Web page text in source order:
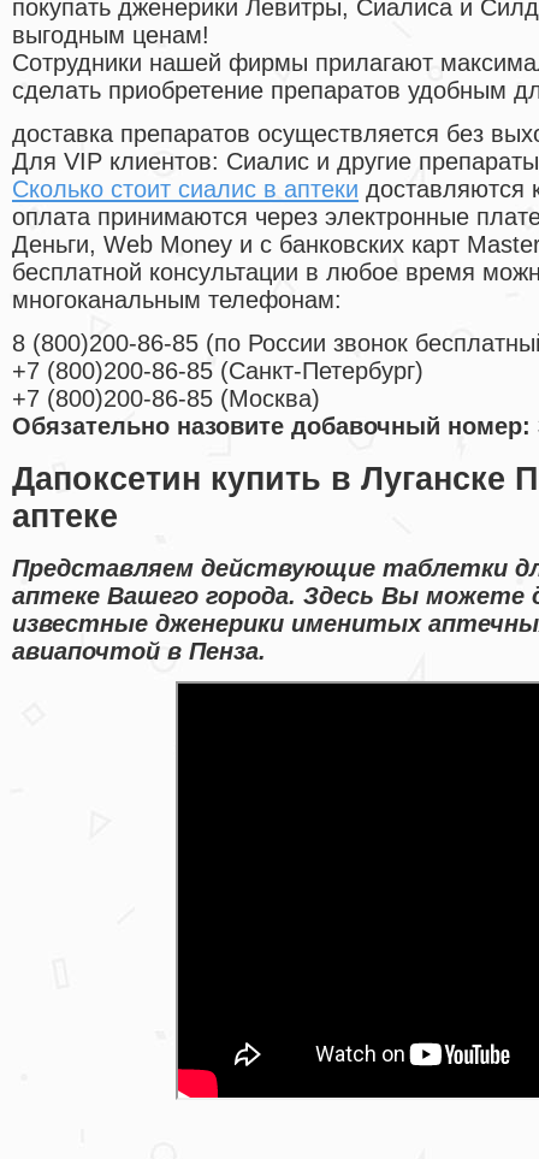
покупать дженерики Левитры, Сиалиса и
выгодным ценам!
Cотрудники нашей фирмы прилагают
сделать приобретение препаратов удобным
доставка препаратов осуществляется без
Для VIP клиентов: Сиалис и другие
Сколько стоит сиалис в аптеки доставляются
оплата принимаются через электронные
Деньги, Web Money и с банковских карт
бесплатной консультации в любое время
многоканальным телефонам:
8 (800)200-86-85 (по России звонок
+7 (800)200-86-85 (Санкт-Петербург)
+7 (800)200-86-85 (Москва)
Обязательно назовите добавочный номер:
Дапоксетин купить в Луганске
аптеке
Представляем действующие таблетки
аптеке Вашего города. Здесь Вы
известные дженерики именитых
авиапочтой в Пенза.